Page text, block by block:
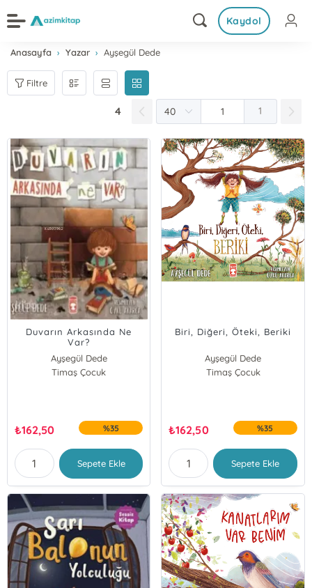
Kaydol
Anasayfa Yazar Ayşegül Dede
Filtre
4 1
Duvarın Arkasında Ne
Var?
Ayşegül Dede
Timaş Çocuk
₺162,50 %35
Sepete Ekle
Biri, Diğeri, Öteki, Beriki
Ayşegül Dede
Timaş Çocuk
₺162,50 %35
Sepete Ekle